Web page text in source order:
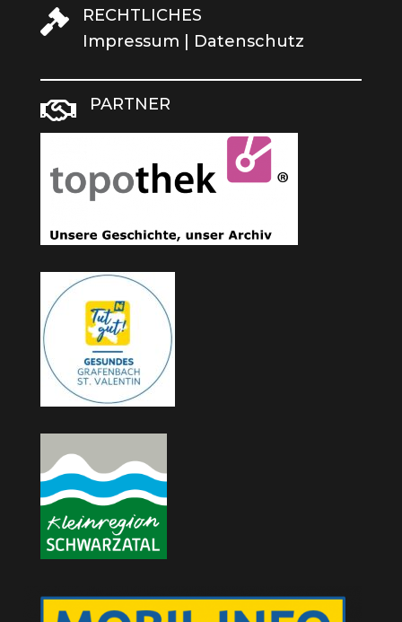

RECHTLICHES
Impressum
Datenschutz
 PARTNER